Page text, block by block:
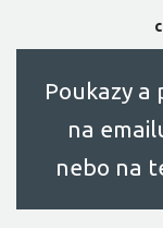
Poukazy
na
nebo na